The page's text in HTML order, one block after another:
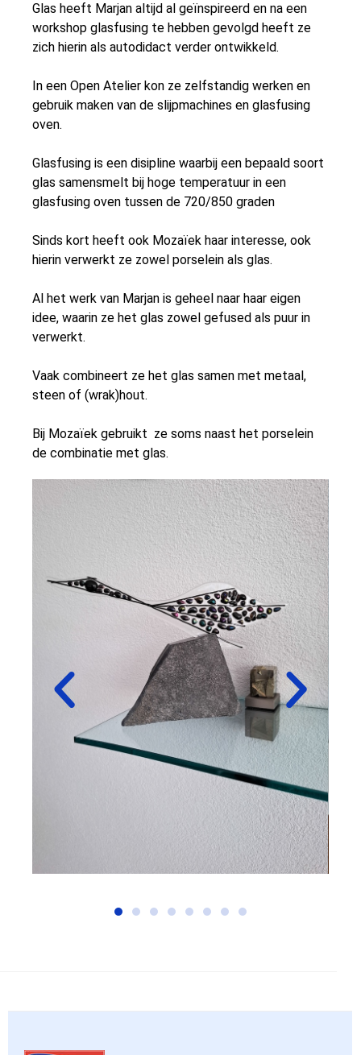
Glas heeft Marjan altijd al geïnspireerd en na een
workshop glasfusing te hebben gevolgd heeft ze
zich hierin als autodidact verder ontwikkeld.
In een Open Atelier kon ze zelfstandig werken en
gebruik maken van de slijpmachines en glasfusing
oven.
Glasfusing is een disipline waarbij een bepaald soort
glas samensmelt bij hoge temperatuur in een
glasfusing oven tussen de 720/850 graden
Sinds kort heeft ook Mozaïek haar interesse, ook
hierin verwerkt ze zowel porselein als glas.
Al het werk van Marjan is geheel naar haar eigen
idee, waarin ze het glas zowel gefused als puur in
verwerkt.
Vaak combineert ze het glas samen met metaal,
steen of (wrak)hout.
Bij Mozaïek gebruikt ze soms naast het porselein
de combinatie met glas.